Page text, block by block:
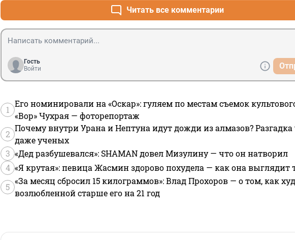
Читать все комментарии
Гость
Войти
1
Его номинировали на «Оскар»: гуляем по местам съемок
«Вор» Чухрая — фоторепортаж
2
Почему внутри Урана и Нептуна идут дожди из алмазов?
даже ученых
3 «Дед разбушевался»: SHAMAN довел Мизулину — что он натворил
4 «Я крутая»: певица Жасмин здорово похудела — как она выглядит
5
«За месяц сбросил 15 килограммов»: Влад Прохоров — о том, как
возлюбленной старше его на 21 год